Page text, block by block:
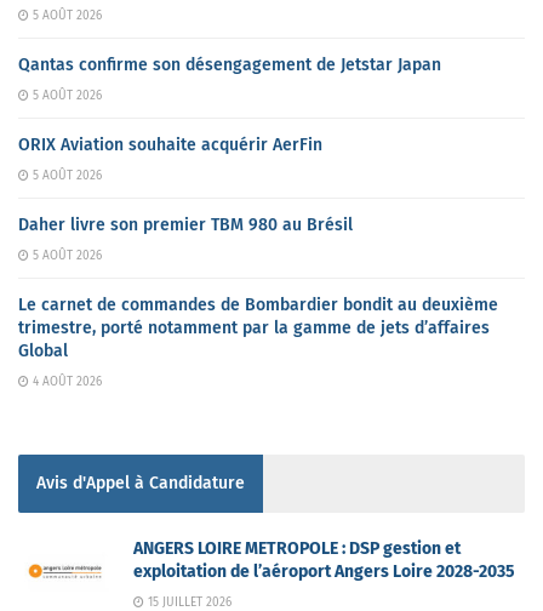
5 AOÛT 2026
Qantas confirme son désengagement de Jetstar Japan
5 AOÛT 2026
ORIX Aviation souhaite acquérir AerFin
5 AOÛT 2026
Daher livre son premier TBM 980 au Brésil
5 AOÛT 2026
Le carnet de commandes de Bombardier bondit au deuxième
trimestre, porté notamment par la gamme de jets d’affaires
Global
4 AOÛT 2026
Avis d'Appel à Candidature
ANGERS LOIRE METROPOLE : DSP gestion et
exploitation de l’aéroport Angers Loire 2028-2035
15 JUILLET 2026